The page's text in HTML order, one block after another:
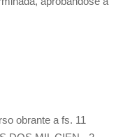
obrante a fs. 11